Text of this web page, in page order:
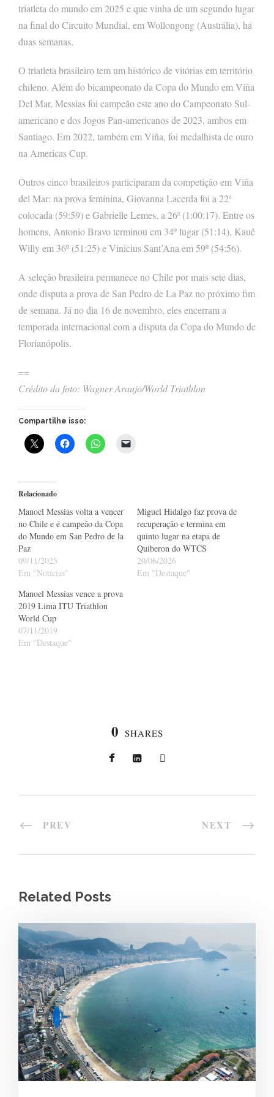
triatleta do mundo em 2025 e que vinha de um segundo lugar
na final do Circuito Mundial, em Wollongong (Austrália), há
duas semanas.
O triatleta brasileiro tem um histórico de vitórias em território
chileno. Além do bicampeonato da Copa do Mundo em Viña
Del Mar, Messias foi campeão este ano do Campeonato Sul-
americano e dos Jogos Pan-americanos de 2023, ambos em
Santiago. Em 2022, também em Viña, foi medalhista de ouro
na Americas Cup.
Outros cinco brasileiros participaram da competição em Viña
del Mar: na prova feminina, Giovanna Lacerda foi a 22ª
colocada (59:59) e Gabrielle Lemes, a 26ª (1:00:17). Entre os
homens, Antonio Bravo terminou em 34º lugar (51:14), Kauê
Willy em 36º (51:25) e Vinicius Sant’Ana em 59º (54:56).
A seleção brasileira permanece no Chile por mais sete dias,
onde disputa a prova de San Pedro de La Paz no próximo fim
de semana. Já no dia 16 de novembro, eles encerram a
temporada internacional com a disputa da Copa do Mundo de
Florianópolis.
==
Crédito da foto: Wagner Araujo/World Triathlon
Compartilhe isso:
Relacionado
Manoel Messias volta a vencer
no Chile e é campeão da Copa
do Mundo em San Pedro de la
Paz
09/11/2025
Em "Notícias"
Miguel Hidalgo faz prova de
recuperação e termina em
quinto lugar na etapa de
Quiberon do WTCS
20/06/2026
Em "Destaque"
Manoel Messias vence a prova
2019 Lima ITU Triathlon
World Cup
07/11/2019
Em "Destaque"
0 SHARES
PREV NEXT
Related Posts